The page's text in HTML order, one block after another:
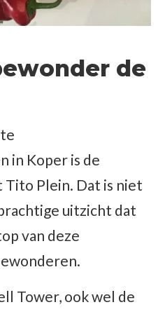
de
in Koper is de
Plein. Dat is niet
uitzicht dat
van deze
Tower, ook wel de